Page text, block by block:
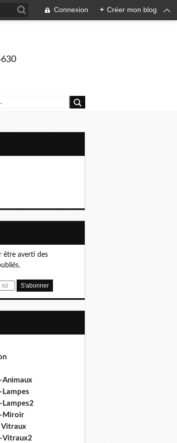
Connexion + Créer mon blog
être averti des
Animaux
Miroir
Vitraux
Vitraux2